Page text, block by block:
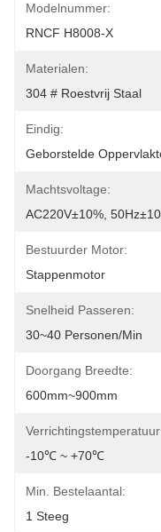
Modelnummer:
RNCF H8008-X
Materialen:
304 # Roestvrij Staal
Eindig:
Geborstelde
Machtsvoltage:
AC220V±10%,
Bestuurder Motor:
Stappenmotor
Snelheid Passeren:
30~40 Personen/min
Doorgang Breedte:
600mm~900mm
-10℃ ~ +70℃
Min. Bestelaantal:
1 Steeg